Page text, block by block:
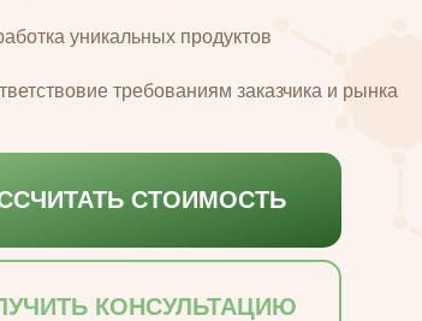
КОНСУЛЬТАЦИЮ
СТОИМОСТЬ
требованиям заказчика и рынка
уникальных продуктов